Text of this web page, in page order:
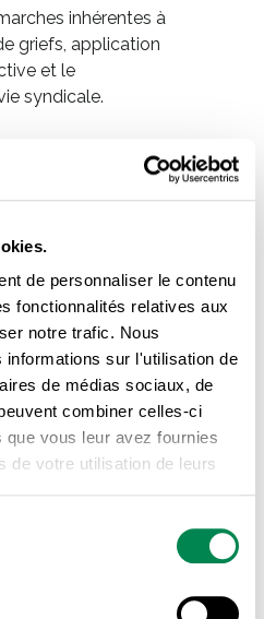
de personnaliser le contenu
fonctionnalités relatives aux
notre trafic. Nous
informations sur l'utilisation de
de médias sociaux, de
combiner celles-ci
vous leur avez fournies
de votre utilisation de leurs
inhérentes à
griefs, application
et le
syndicale.
et sécurité
l’autonomie
en santé et